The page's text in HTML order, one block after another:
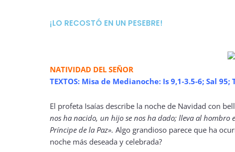
¡LO RECOSTÓ EN UN PESEBRE!
NATIVIDAD DEL SEÑOR
TEXTOS: Misa de Medianoche: Is 9,1-3.5-6; Sal 95;
El profeta Isaías describe la noche de Navidad con
nos ha nacido, un hijo se nos ha dado; lleva al hombro
Príncipe de la Paz». Algo grandioso parece que ha
noche más deseada y celebrada?